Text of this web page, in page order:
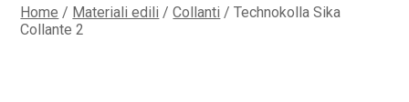
Home / Materiali edili /Collanti / Technokolla Sika
Collante 2